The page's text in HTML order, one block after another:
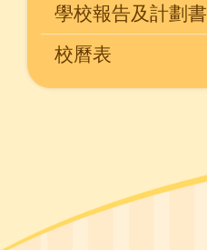
學校報告及計劃書
校曆表